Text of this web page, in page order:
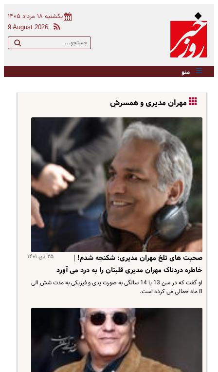
یکشنبه ۱۸ مرداد ۱۴۰۵
9 August 2026
منو
مهران مدیری و همسرش
۲۵ دی ۱۴۰۱
صحبت های تلخ مهران مدیری: شکنجه شدم! |
خاطره دردناک مهران مدیری قلبتان را به درد می آورد
او گفت که در سن 13 یا 14 سالگی به صورت یدی و فیزیکی به مدت شش الی
8 ماه حمالی می کرده است.